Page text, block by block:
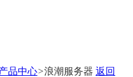
品中心>浪潮服务器 返回